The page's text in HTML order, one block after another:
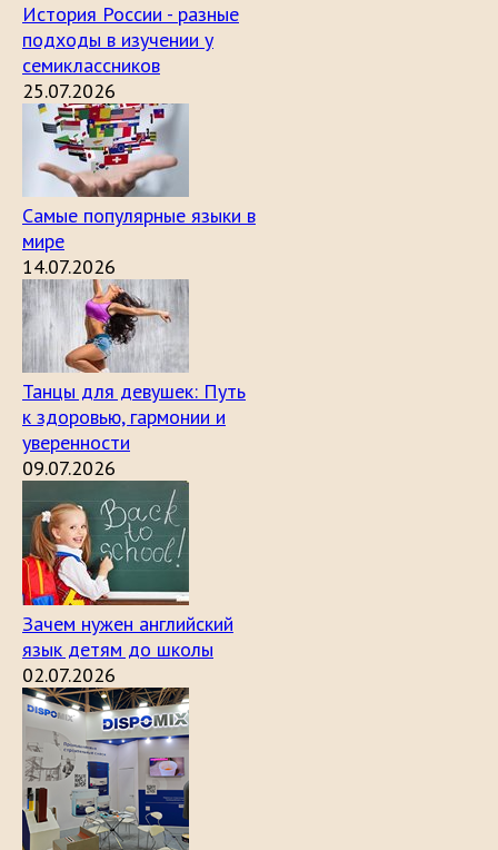
История России - разные
подходы в изучении у
семиклассников
25.07.2026
Самые популярные языки в
мире
14.07.2026
Танцы для девушек: Путь
к здоровью, гармонии и
уверенности
09.07.2026
Зачем нужен английский
язык детям до школы
02.07.2026